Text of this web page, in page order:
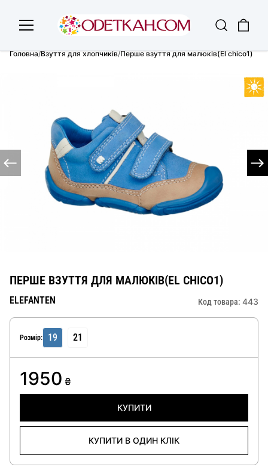
Головна/Взуття для хлопчиків/Перше взуття для малюків(El chico1)
ПЕРШЕ ВЗУТТЯ ДЛЯ МАЛЮКІВ(EL CHICO1)
ELEFANTEN Код товара: 443
Розмір: 19 21
1950 ₴
КУПИТИ
КУПИТИ В ОДИН КЛІК